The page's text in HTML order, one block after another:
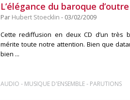
L’élégance du baroque
Par Hubert Stoecklin - 03/02/2009
Cette rediffusion en deux CD d’un très
mérite toute notre attention. Bien que
bien ...
AUDIO - MUSIQUE D'ENSEMBLE- PARUTIONS